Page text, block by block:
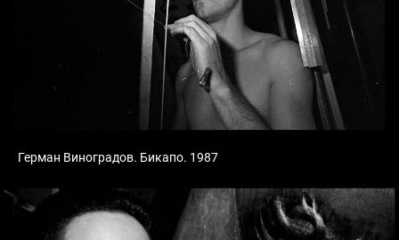
Герман Виноградов. Бикапо. 1987